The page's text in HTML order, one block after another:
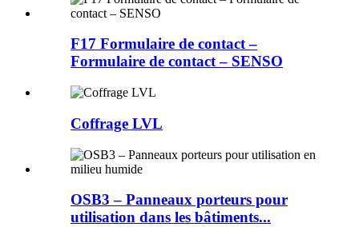
F17 Formulaire de contact –
Formulaire de contact – SENSO
Coffrage LVL
OSB3 – Panneaux porteurs pour
utilisation dans les bâtiments...